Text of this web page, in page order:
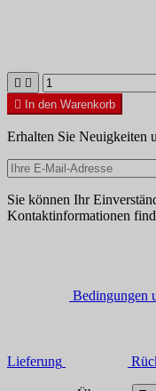
 

In den Warenkorb
Erhalten Sie Neuigkeiten
Sie können Ihr
Kontaktinformationen
Bedingungen
Lieferung